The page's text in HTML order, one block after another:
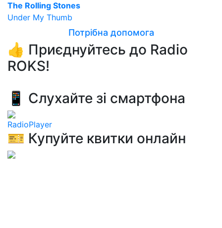
The Rolling Stones
Under My Thumb
Потрібна допомога
👍 Приєднуйтесь до Radio
ROKS!
📱 Слухайте зі смартфона
RadioPlayer
🎫 Купуйте квитки онлайн